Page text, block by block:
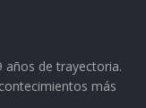
años de trayectoria.
más